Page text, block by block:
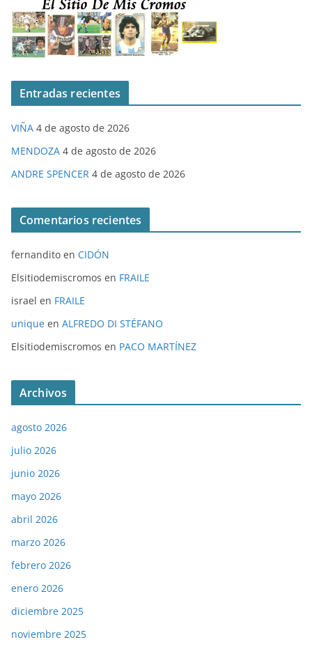
Entradas recientes
VIÑA 4 de agosto de 2026
MENDOZA 4 de agosto de 2026
ANDRE SPENCER 4 de agosto de 2026
Comentarios recientes
fernandito en CIDÓN
Elsitiodemiscromos en FRAILE
israel en FRAILE
unique en ALFREDO DI STÉFANO
Elsitiodemiscromos en PACO MARTÍNEZ
Archivos
agosto 2026
julio 2026
junio 2026
mayo 2026
abril 2026
marzo 2026
febrero 2026
enero 2026
diciembre 2025
noviembre 2025